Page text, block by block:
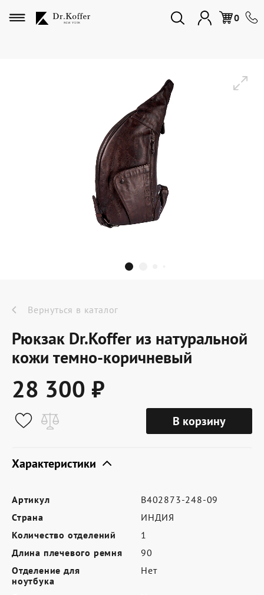
0
Избранное
Дорожная коллекция
Мужская коллекция
Женская коллекция
Подарки и сувениры
Подарочные карты
Dr.Koffer Outlet
Новинки
Акции
О компании
Условия доставки
Сертификат Dr.Koffer
Где купить
Партнерам
Контакты
Вернуться в каталог
Рюкзак Dr.Koffer из натуральной
кожи темно-коричневый
28 300 ₽
В корзину
Характеристики
Артикул
B402873-248-09
Страна
ИНДИЯ
Количество отделений
1
Длина плечевого ремня
90
Отделение для
ноутбука
Нет